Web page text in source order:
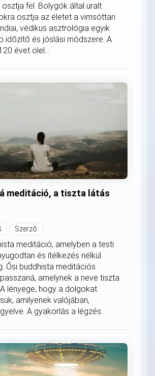
fel. Bolygók által uralt
osztja az életet a vimsóttari
védikus asztrológia egyik
időzítő és jóslási módszere. A
évet ölel...
meditáció, a tiszta látás
Szerző:
meditáció, amelyben a testi
és ítélkezés nélkül
Ősi buddhista meditációs
amelynek a neve tiszta
lényege, hogy a dolgokat
amilyenek valójában,
A gyakorlás a légzés...